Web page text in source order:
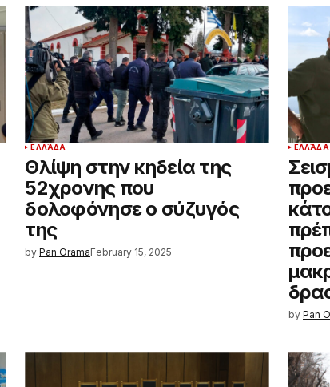
ΕΛΛΆΔΑ
Θλίψη στην κηδεία της
52χρονης που
δολοφόνησε ο σύζυγός
της
by Pan OramaFebruary 15, 2025
ΕΛΛΆΔΑ
by Pan